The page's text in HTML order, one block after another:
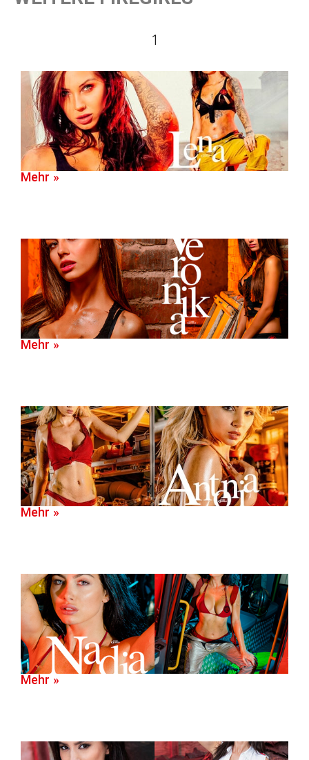
1
Mehr »
Mehr »
Mehr »
Mehr »